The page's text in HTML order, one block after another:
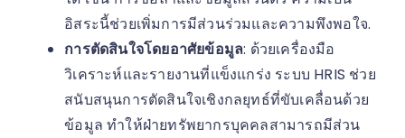
อิสระนี้ช่วยเพิ่มการมีส่วนร่วมและความพึงพอใจ.
การตัดสินใจโดยอาศัยข้อมูล: ด้วยเครื่องมือ
วิเคราะห์และรายงานที่แข็งแกร่ง ระบบ HRIS ช่วย
สนับสนุนการตัดสินใจเชิงกลยุทธ์ที่ขับเคลื่อนด้วย
ข้อมูล ทำให้ฝ่ายทรัพยากรบุคคลสามารถมีส่วน